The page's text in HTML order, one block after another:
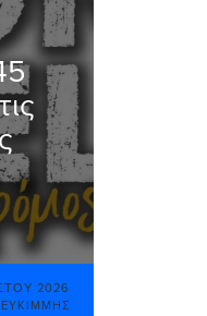
2026